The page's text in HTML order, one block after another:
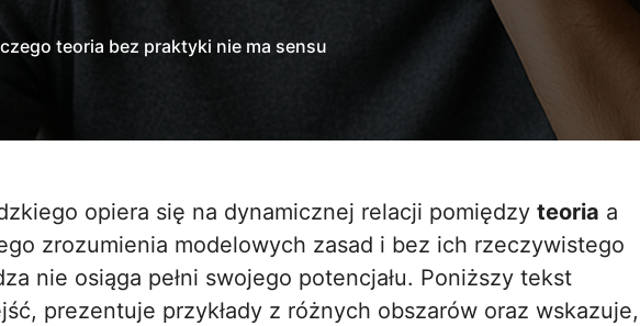
teoria bez praktyki nie ma sensu
opiera się na dynamicznej relacji pomiędzy teoria a
zrozumienia modelowych zasad i bez ich rzeczywistego
nie osiąga pełni swojego potencjału. Poniższy tekst
prezentuje przykłady z różnych obszarów oraz wskazuje,